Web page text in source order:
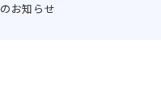
のお知らせ